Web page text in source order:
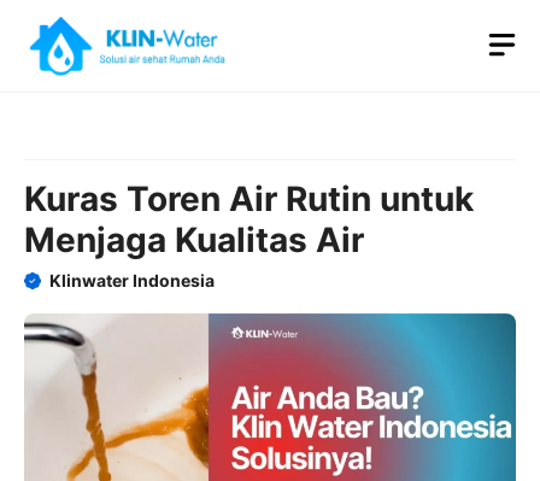
content
Kuras Toren Air Rutin untuk
Menjaga Kualitas Air
Klinwater Indonesia